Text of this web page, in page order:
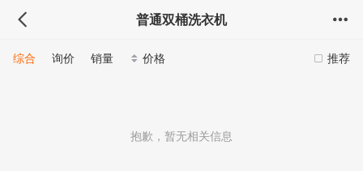
普通双桶洗衣机
推荐
综合 询价 销量 价格
抱歉，暂无相关信息